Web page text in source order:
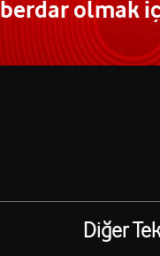
olmak
Diğer